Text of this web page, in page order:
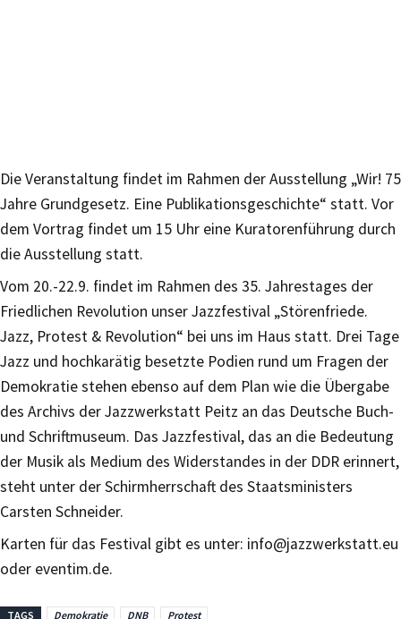
Die Veranstaltung findet im Rahmen der Ausstellung „Wir! 75
Jahre Grundgesetz. Eine Publikationsgeschichte“ statt. Vor
dem Vortrag findet um 15 Uhr eine Kuratorenführung durch
die Ausstellung statt.
Vom 20.-22.9. findet im Rahmen des 35. Jahrestages der
Friedlichen Revolution unser Jazzfestival „Störenfriede.
Jazz, Protest & Revolution“ bei uns im Haus statt. Drei Tage
Jazz und hochkarätig besetzte Podien rund um Fragen der
Demokratie stehen ebenso auf dem Plan wie die Übergabe
des Archivs der Jazzwerkstatt Peitz an das Deutsche Buch-
und Schriftmuseum. Das Jazzfestival, das an die Bedeutung
der Musik als Medium des Widerstandes in der DDR erinnert,
steht unter der Schirmherrschaft des Staatsministers
Carsten Schneider.
Karten für das Festival gibt es unter: info@jazzwerkstatt.eu
oder eventim.de.
TAGS Demokratie DNB Protest